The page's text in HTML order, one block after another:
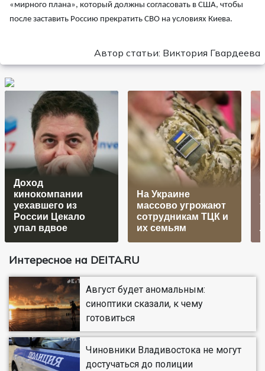
«мирного плана», который должны согласовать в США, чтобы
после заставить Россию прекратить СВО на условиях Киева.
Автор статьи: Виктория Гвардеева
Доход
кинокомпании
уехавшего из
России Цекало
упал вдвое
На Украине
массово угрожают
сотрудникам ТЦК и
их семьям
Интересное на DEITA.RU
Август будет аномальным:
синоптики сказали, к чему
готовиться
Чиновники Владивостока не могут
достучаться до полиции